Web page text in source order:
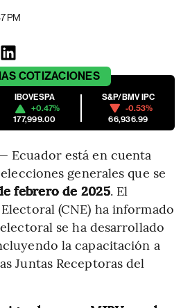
PM
COTIZACIONES
IBOVESPA
+0.47%
177,999.00
S&P/BMV IPC
-0.53%
66,936.99
Ecuador está en cuenta
generales que se
febrero de 2025. El
(CNE) ha informado
se ha desarrollado
la capacitación a
Juntas Receptoras del